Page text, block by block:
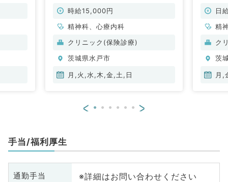
時給15,000円
精神科、心療内科
クリニック(保険診療)
茨城県水戸市
月,火,水,木,金,土,日
日
精
ク
茨
月,
< >
手当/福利厚生
通勤手当 ※詳細はお問い合わせください